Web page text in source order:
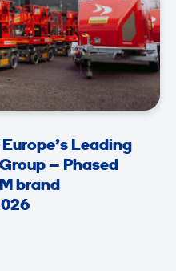
Leading
– Phased
brand